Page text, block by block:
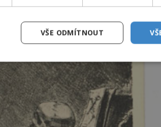
VŠE ODMÍTNOUT